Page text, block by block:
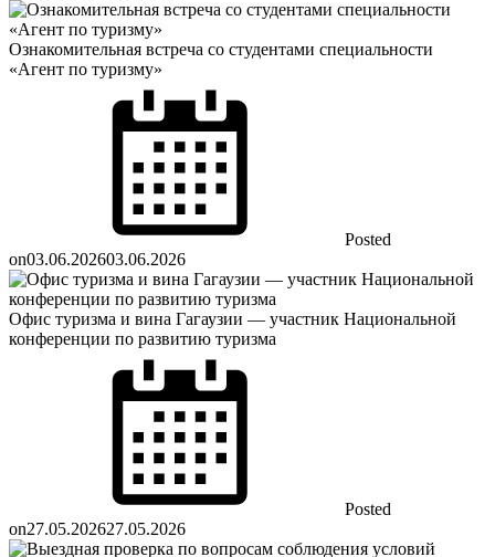
Ознакомительная встреча со студентами специальности
«Агент по туризму»
Posted
on03.06.202603.06.2026
Офис туризма и вина Гагаузии — участник Национальной
конференции по развитию туризма
Posted
on27.05.202627.05.2026